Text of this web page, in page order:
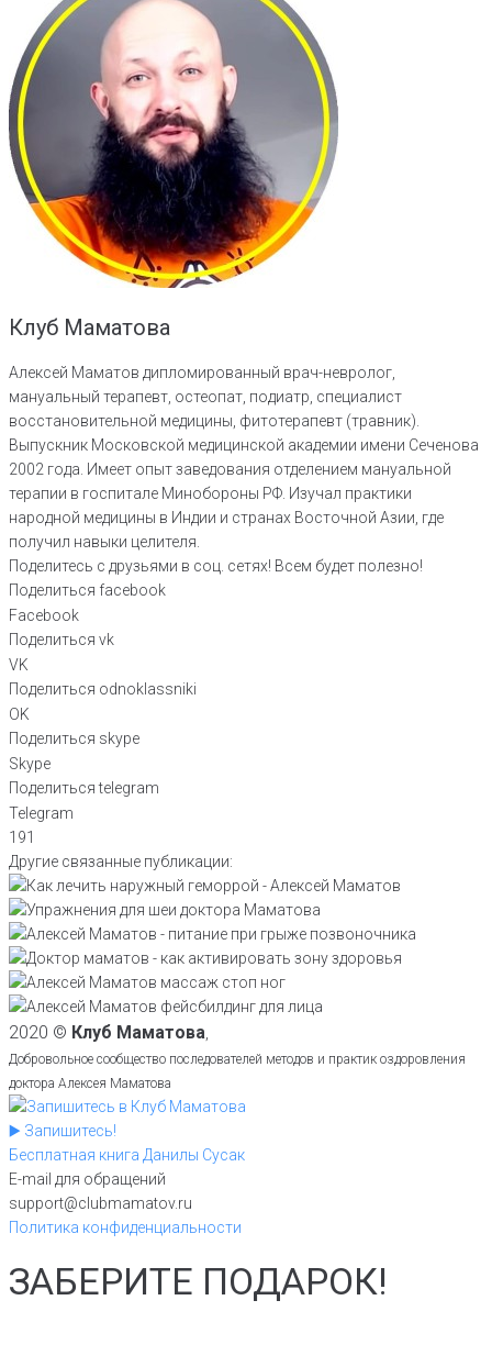
Клуб Маматова
Алексей Маматов дипломированный врач-невролог,
мануальный терапевт, остеопат, подиатр, специалист
восстановительной медицины, фитотерапевт (травник).
Выпускник Московской медицинской академии имени Сеченова
2002 года. Имеет опыт заведования отделением мануальной
терапии в госпитале Минобороны РФ. Изучал практики
народной медицины в Индии и странах Восточной Азии, где
получил навыки целителя.
Поделитесь с друзьями в соц. сетях! Всем будет полезно!
Поделиться facebook
Facebook
Поделиться vk
VK
Поделиться odnoklassniki
OK
Поделиться skype
Skype
Поделиться telegram
Telegram
191
Другие связанные публикации:
2020 © Клуб Маматова
Добровольное сообщество последователей методов и практик оздоровления
доктора Алексея Маматова
▶️ Запишитесь!
Бесплатная книга Данилы Сусак
E-mail для обращений
support@clubmamatov.ru
Политика конфиденциальности
ЗАБЕРИТЕ ПОДАРОК!